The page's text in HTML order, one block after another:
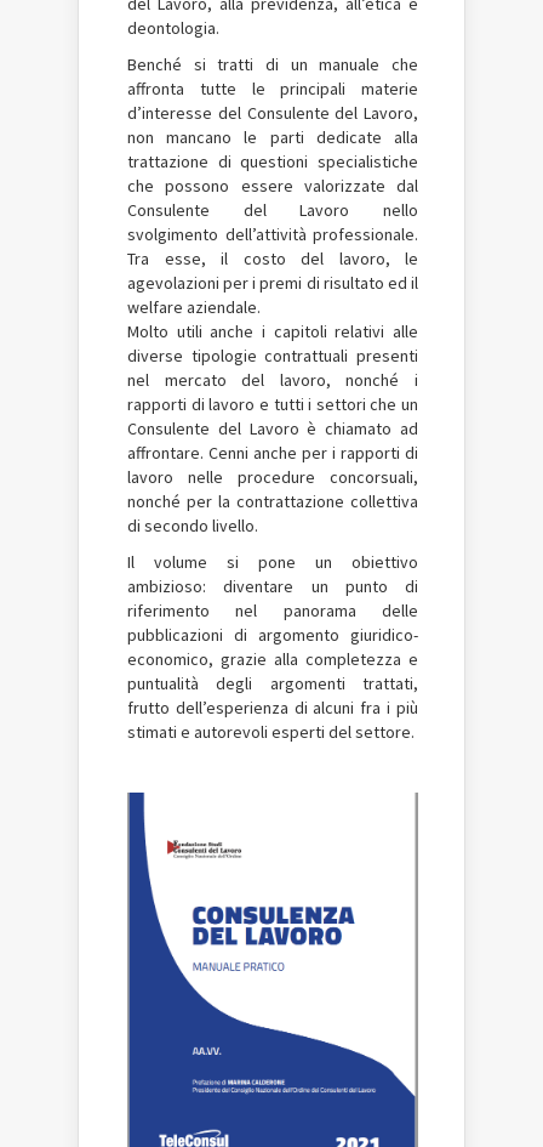
deontologia.
Benché si tratti di un manuale che
affronta tutte le principali materie
d’interesse del Consulente del Lavoro,
non mancano le parti dedicate alla
trattazione di questioni specialistiche
che possono essere valorizzate dal
Consulente del Lavoro nello
svolgimento dell’attività professionale.
Tra esse, il costo del lavoro, le
agevolazioni per i premi di risultato ed il
welfare aziendale.
Molto utili anche i capitoli relativi alle
diverse tipologie contrattuali presenti
nel mercato del lavoro, nonché i
rapporti di lavoro e tutti i settori che un
Consulente del Lavoro è chiamato ad
affrontare. Cenni anche per i rapporti di
lavoro nelle procedure concorsuali,
nonché per la contrattazione collettiva
di secondo livello.
Il volume si pone un obiettivo
ambizioso: diventare un punto di
riferimento nel panorama delle
pubblicazioni di argomento giuridico-
economico, grazie alla completezza e
puntualità degli argomenti trattati,
frutto dell’esperienza di alcuni fra i più
stimati e autorevoli esperti del settore.